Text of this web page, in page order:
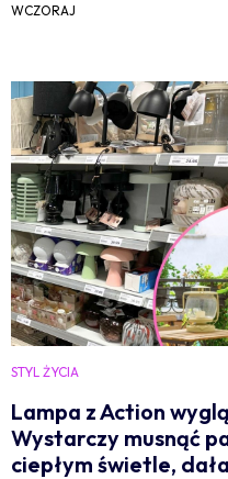
WCZORAJ
STYL ŻYCIA
Lampa z Action
Wystarczy musnąć
ciepłym świetle,